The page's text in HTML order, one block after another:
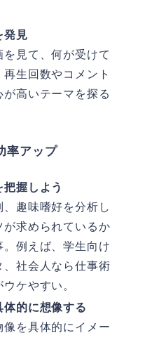
発見
見て、何が受けて
生回数やコメント
高いテーマを探る
率アップ
握しよう
趣味嗜好を分析し
が求められているか
。例えば、学生向け
、社会人なら仕事術
ケやすい。
的に想像する
像を具体的にイメー